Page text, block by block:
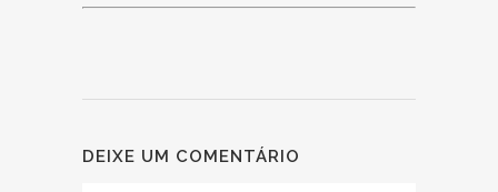
DEIXE UM COMENTÁRIO